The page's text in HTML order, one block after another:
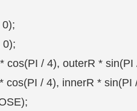
0);
cos(PI / 4), outerR * sin(PI
cos(PI / 4), innerR * sin(PI